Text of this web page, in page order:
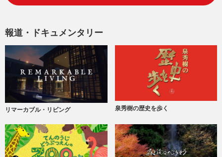
報道・ドキュメンタリー
リマーカブル・リビング 泉秀樹の歴史を歩く